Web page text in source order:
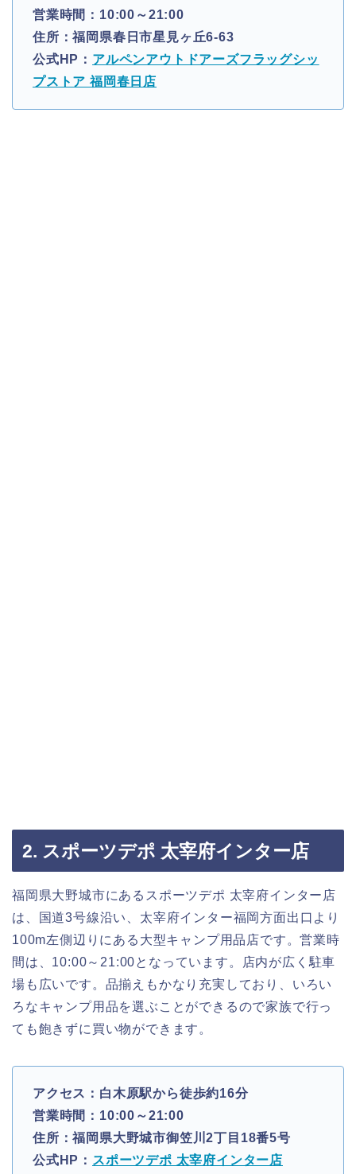
営業時間：10:00～21:00
住所：福岡県春日市星見ヶ丘6-63
公式HP： アルペンアウトドアーズフラッグシッ
プストア 福岡春日店
2. スポーツデポ 太宰府インター店
福岡県大野城市にあるスポーツデポ 太宰府インター店
は、国道3号線沿い、太宰府インター福岡方面出口より
100m左側辺りにある大型キャンプ用品店です。営業時
間は、10:00～21:00となっています。店内が広く駐車
場も広いです。品揃えもかなり充実しており、いろい
ろなキャンプ用品を選ぶことができるので家族で行っ
ても飽きずに買い物ができます。
アクセス：白木原駅から徒歩約16分
営業時間：10:00～21:00
住所：福岡県大野城市御笠川2丁目18番5号
公式HP： スポーツデポ 太宰府インター店